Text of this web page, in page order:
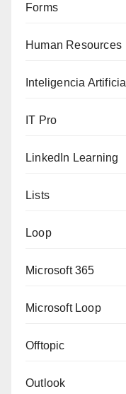
Forms
Human Resources
Inteligencia Artificial
IT Pro
LinkedIn Learning
Lists
Loop
Microsoft 365
Microsoft Loop
Offtopic
Outlook